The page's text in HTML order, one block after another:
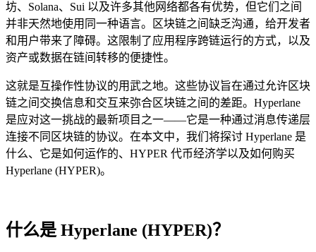
坊、Solana、Sui 以及许多其他网络都各有优势，但它们之间
并非天然地使用同一种语言。区块链之间缺乏沟通，给开发者
和用户带来了障碍。这限制了应用程序跨链运行的方式，以及
资产或数据在链间转移的便捷性。
这就是互操作性协议的用武之地。这些协议旨在通过允许区块
链之间交换信息和交互来弥合区块链之间的差距。Hyperlane
是应对这一挑战的最新项目之一——它是一种通过消息传递层
连接不同区块链的协议。在本文中，我们将探讨 Hyperlane 是
什么、它是如何运作的、HYPER 代币经济学以及如何购买
Hyperlane (HYPER)。
什么是 Hyperlane (HYPER)？